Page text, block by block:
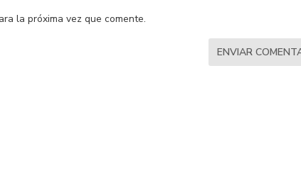
la próxima vez que comente.